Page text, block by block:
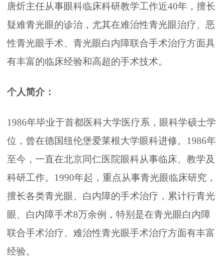
唐炘主任从事眼科临床科研教学工作近40年，擅长
疑难青光眼的诊治，尤其在难治性青光眼治疗、恶
性青光眼手术、青光眼白内障联合手术治疗方面具
有丰富的临床经验和高超的手术技术。
个人简介：
1986年毕业于首都医科大学医疗系，眼科学硕士学
位，曾在德国纽伦堡爱莱根大学眼科进修。1986年
至今，一直在北京同仁医院眼科从事临床、教学及
科研工作。1990年起，重点从事青光眼临床研究，
擅长各类青光眼、白内障的手术治疗，累计行青光
眼、白内障手术8万余例，特别是在青光眼白内障
联合手术治疗、难治性青光眼手术治疗方面有丰富
经验。